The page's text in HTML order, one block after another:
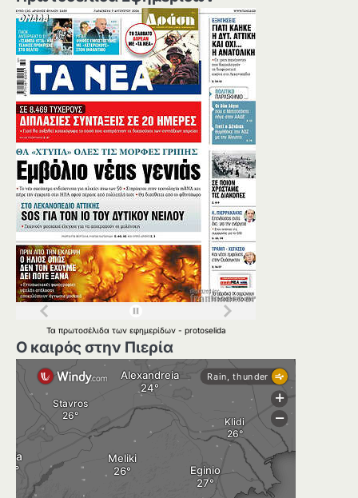
Τα πρωτοσέλιδα των εφημερίδων - protoselida
Ο καιρός στην Πιερία